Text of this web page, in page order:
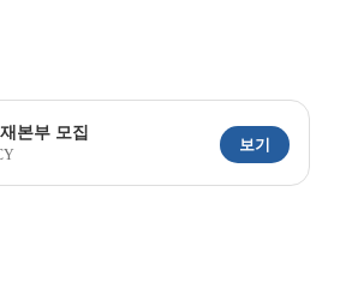
본부 모집
보기